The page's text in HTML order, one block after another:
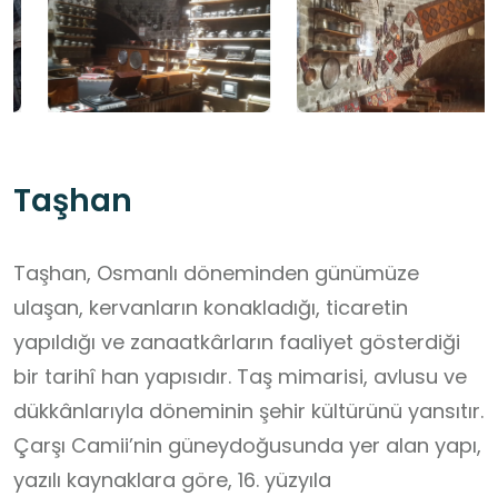
Taşhan
Taşhan, Osmanlı döneminden günümüze
ulaşan, kervanların konakladığı, ticaretin
yapıldığı ve zanaatkârların faaliyet gösterdiği
bir tarihî han yapısıdır. Taş mimarisi, avlusu ve
dükkânlarıyla döneminin şehir kültürünü yansıtır.
Çarşı Camii’nin güneydoğusunda yer alan yapı,
yazılı kaynaklara göre, 16. yüzyıla